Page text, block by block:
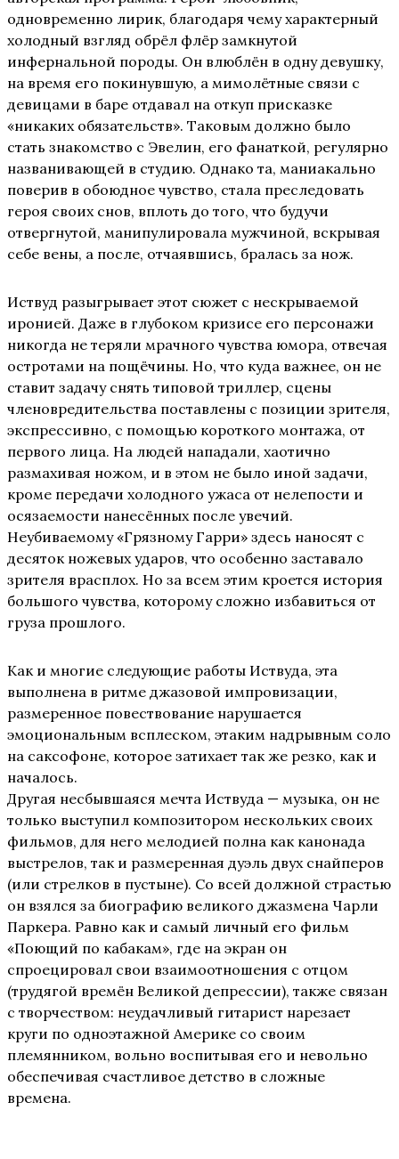
одновременно лирик, благодаря чему характерный
холодный взгляд обрёл флёр замкнутой
инфернальной породы. Он влюблён в одну девушку,
на время его покинувшую, а мимолётные связи с
девицами в баре отдавал на откуп присказке
«никаких обязательств». Таковым должно было
стать знакомство с Эвелин, его фанаткой, регулярно
названивающей в студию. Однако та, маниакально
поверив в обоюдное чувство, стала преследовать
героя своих снов, вплоть до того, что будучи
отвергнутой, манипулировала мужчиной, вскрывая
себе вены, а после, отчаявшись, бралась за нож.
Иствуд разыгрывает этот сюжет с нескрываемой
иронией. Даже в глубоком кризисе его персонажи
никогда не теряли мрачного чувства юмора, отвечая
остротами на пощёчины. Но, что куда важнее, он не
ставит задачу снять типовой триллер, сцены
членовредительства поставлены с позиции зрителя,
экспрессивно, с помощью короткого монтажа, от
первого лица. На людей нападали, хаотично
размахивая ножом, и в этом не было иной задачи,
кроме передачи холодного ужаса от нелепости и
осязаемости нанесённых после увечий.
Неубиваемому «Грязному Гарри» здесь наносят с
десяток ножевых ударов, что особенно заставало
зрителя врасплох. Но за всем этим кроется история
большого чувства, которому сложно избавиться от
груза прошлого.
Как и многие следующие работы Иствуда, эта
выполнена в ритме джазовой импровизации,
размеренное повествование нарушается
эмоциональным всплеском, этаким надрывным соло
на саксофоне, которое затихает так же резко, как и
началось.
Другая несбывшаяся мечта Иствуда — музыка, он не
только выступил композитором нескольких своих
фильмов, для него мелодией полна как канонада
выстрелов, так и размеренная дуэль двух снайперов
(или стрелков в пустыне). Со всей должной страстью
он взялся за биографию великого джазмена Чарли
Паркера. Равно как и самый личный его фильм
«Поющий по кабакам», где на экран он
спроецировал свои взаимоотношения с отцом
(трудягой времён Великой депрессии), также связан
с творчеством: неудачливый гитарист нарезает
круги по одноэтажной Америке со своим
племянником, вольно воспитывая его и невольно
обеспечивая счастливое детство в сложные
времена.